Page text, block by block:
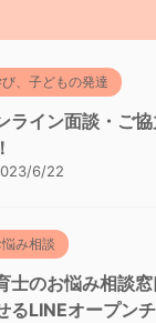
、子どもの発達
ライン面談・ご
6/22
悩み相談
士のお悩み相談
るLINEオープン